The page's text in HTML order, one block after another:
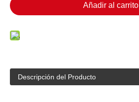
Añadir al carrito
Descripción del Producto